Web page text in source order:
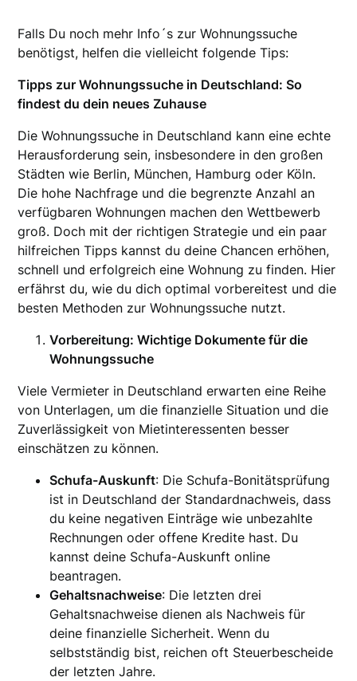
Falls Du noch mehr Info´s zur Wohnungssuche
benötigst, helfen die vielleicht folgende Tips:
Tipps zur Wohnungssuche in Deutschland: So
findest du dein neues Zuhause
Die Wohnungssuche in Deutschland kann eine echte
Herausforderung sein, insbesondere in den großen
Städten wie Berlin, München, Hamburg oder Köln.
Die hohe Nachfrage und die begrenzte Anzahl an
verfügbaren Wohnungen machen den Wettbewerb
groß. Doch mit der richtigen Strategie und ein paar
hilfreichen Tipps kannst du deine Chancen erhöhen,
schnell und erfolgreich eine Wohnung zu finden. Hier
erfährst du, wie du dich optimal vorbereitest und die
besten Methoden zur Wohnungssuche nutzt.
Vorbereitung: Wichtige Dokumente für die
Wohnungssuche
Viele Vermieter in Deutschland erwarten eine Reihe
von Unterlagen, um die finanzielle Situation und die
Zuverlässigkeit von Mietinteressenten besser
einschätzen zu können.
Schufa-Auskunft: Die Schufa-Bonitätsprüfung
ist in Deutschland der Standardnachweis, dass
du keine negativen Einträge wie unbezahlte
Rechnungen oder offene Kredite hast. Du
kannst deine Schufa-Auskunft online
beantragen.
Gehaltsnachweise: Die letzten drei
Gehaltsnachweise dienen als Nachweis für
deine finanzielle Sicherheit. Wenn du
selbstständig bist, reichen oft Steuerbescheide
der letzten Jahre.